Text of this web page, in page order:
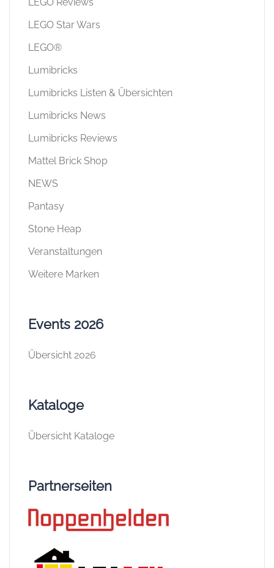
LEGO Star Wars
LEGO®
Lumibricks
Lumibricks Listen & Übersichten
Lumibricks News
Lumibricks Reviews
Mattel Brick Shop
NEWS
Pantasy
Stone Heap
Veranstaltungen
Weitere Marken
Events 2026
Übersicht 2026
Kataloge
Übersicht Kataloge
Partnerseiten